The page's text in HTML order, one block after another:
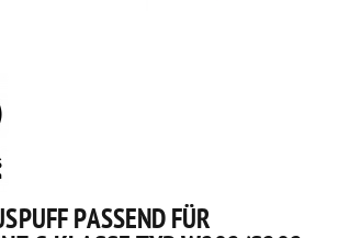
PASSEND FÜR